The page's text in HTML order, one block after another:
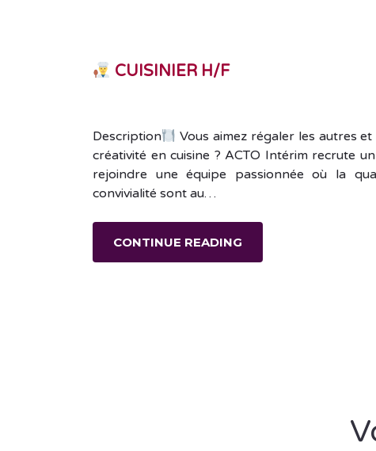
CUISINIER H/F
Description
Vous aimez régaler les autres
créativité en cuisine ? ACTO Intérim recrute
rejoindre une équipe passionnée où la
convivialité sont au…
CONTINUE READING